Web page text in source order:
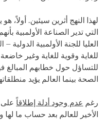
لهذا النهج أثرين سيئين. أولاً،
التي تدير الصناعة الأولمبية
العليا للجنة الأولمبية
للغاية وقوية للغاية وغير
للتساؤل حول خطابهم
الصحة بينما العالم يؤيد
رغم عدم وجود أدلة إطلاقاً على
الأخير للعالم بعد حساب ما لها